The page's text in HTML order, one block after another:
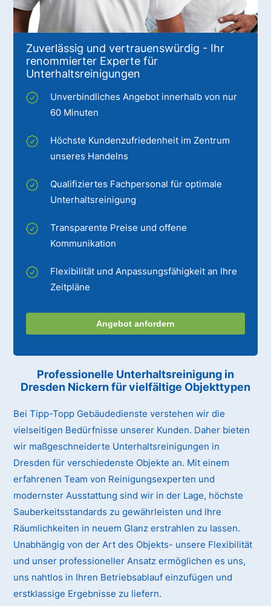
Zuverlässig und vertrauenswürdig - Ihr
renommierter Experte für
Unterhaltsreinigungen
Unverbindliches Angebot innerhalb von nur
60 Minuten
Höchste Kundenzufriedenheit im Zentrum
unseres Handelns
Qualifiziertes Fachpersonal für optimale
Unterhaltsreinigung
Transparente Preise und offene
Kommunikation
Flexibilität und Anpassungsfähigkeit an Ihre
Zeitpläne
Angebot anfordern
Professionelle Unterhaltsreinigung in
Dresden Nickernfür vielfältige Objekttypen
Bei Tipp-Topp Gebäudedienste verstehen wir die
vielseitigen Bedürfnisse unserer Kunden. Daher bieten
wir maßgeschneiderte Unterhaltsreinigungen in
Dresden für verschiedenste Objekte an. Mit einem
erfahrenen Team von Reinigungsexperten und
modernster Ausstattung sind wir in der Lage, höchste
Sauberkeitsstandards zu gewährleisten und Ihre
Räumlichkeiten in neuem Glanz erstrahlen zu lassen.
Unabhängig von der Art des Objekts- unsere Flexibilität
und unser professioneller Ansatz ermöglichen es uns,
uns nahtlos in Ihren Betriebsablauf einzufügen und
erstklassige Ergebnisse zu liefern.